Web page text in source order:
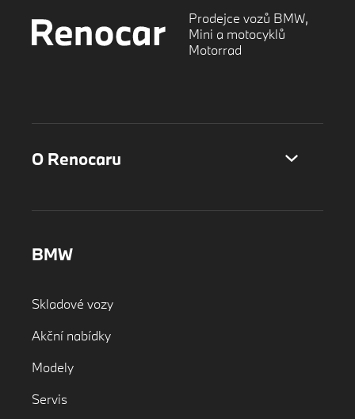
Prodejce vozů BMW,
Mini a motocyklů
Motorrad
O Renocaru
BMW
Skladové vozy
Akční nabídky
Modely
Servis